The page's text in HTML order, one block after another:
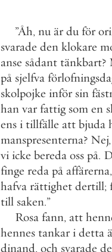
”Åh, nu är du för
svarade den klokare
anse sådant tänkbart?
på sjelfva
skolpojke inför sin
han var fattig som en
ens i tillfälle att bjuda
manspresenterna? Nej,
vi icke bereda oss på.
finge reda på affärerna,
hafva rättighet dertill;
till saken.”
Rosa fann, att
hennes tankar i detta
dinand, och svarade